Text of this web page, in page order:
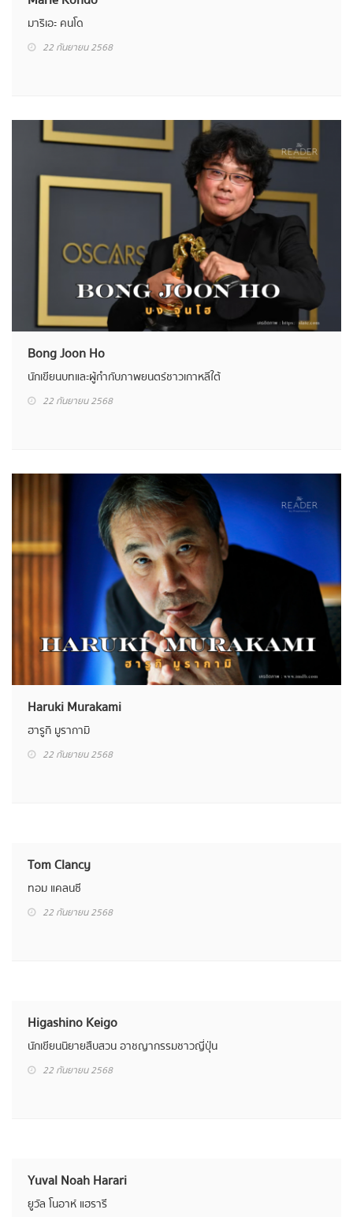
มาริเอะ คนโด
22 กันยายน 2568
Bong Joon Ho
นักเขียนบทและผู้กำกับภาพยนตร์ชาวเกาหลีใต้
22 กันยายน 2568
Haruki Murakami
ฮารูกิ มูรากามิ
22 กันยายน 2568